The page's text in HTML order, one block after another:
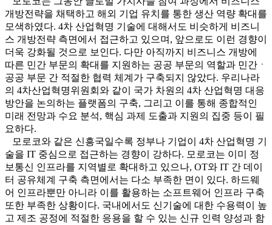
개방전략을 채택하고 해외 기업 유치를 통한 생산 역량 확대를
모색하였다. 4차 산업혁명 기술에 대해서도 비슷하게 비즈니
스 개방전략 측면에서 접근하고 있으며, 앞으로도 이런 경향이
더욱 강화될 것으로 보인다. 다만 아직까지 비즈니스 개방에
따른 민간 부문의 확대를 지원하는 공공 부문의 역할과 민간ㆍ
공공 부문 간 적절한 협력 체계가 구축되지 않았다. 우리나라
의 4차산업혁명위원회와 같이 국가 차원의 4차 산업혁명 대응
방안을 논의하는 플랫폼의 구축, 그리고 이를 통해 종합적인
미래 전망과 수요 분석, 핵심 과제 도출과 지원의 집중 등이 필
요하다.
모로코와 같은 신흥국일수록 정부나 기업이 4차 산업혁명 기
술을 IT 중심으로 접근하는 경향이 강하다. 모로코는 이미 정
보통신 인프라를 지역별로 확대하고 있으나, OT와 IT 간 데이
터 공유체계 구축 측면에서는 다소 부족한 면이 있다. 하드웨
어 인프라뿐만 아니라 이를 활용하는 소프트웨어 인프라 구축
또한 부족한 상황이다. 국내에서도 신기술에 대한 수용력이 높
고 제조 공정에 적절한 응용을 할 수 있는 신규 인력 양성과 함